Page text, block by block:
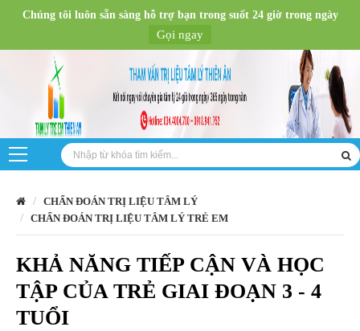
Chúng tôi luôn sẵn sàng hỗ trợ bạn trong suốt 24 giờ trong ngày
Gọi ngay
CHẨN ĐOÁN TRỊ LIỆU TÂM LÝ
CHẨN ĐOÁN TRỊ LIỆU TÂM LÝ TRẺ EM
KHẢ NĂNG TIẾP CẬN VÀ HỌC
TẬP CỦA TRẺ GIAI ĐOẠN 3 - 4
TUỔI